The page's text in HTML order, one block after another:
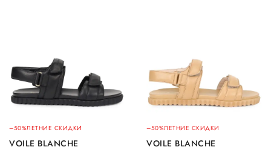
–50%ЛЕТНИЕ СКИДКИ
VOILE BLANCHE
–50%ЛЕТНИЕ СКИДКИ
VOILE BLANCHE